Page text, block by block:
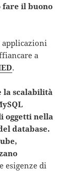
fare il buono
applicazioni
a
.
la scalabilità
oggetti nella
database.
esigenze di